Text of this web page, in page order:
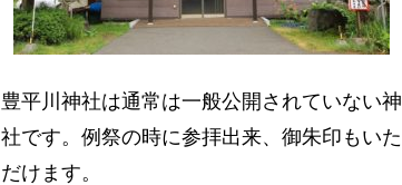
豊平川神社は通常は一般公開されていない神
社です。例祭の時に参拝出来、御朱印もいた
だけます。